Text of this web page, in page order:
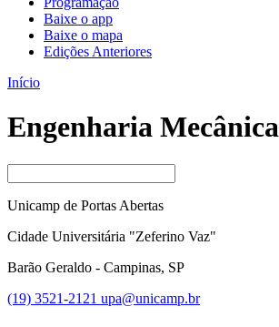
Baixe o app
Baixe o mapa
Edições Anteriores
Início
Engenharia Mecânica
Unicamp de Portas Abertas
Cidade Universitária "Zeferino Vaz"
Barão Geraldo - Campinas, SP
(19) 3521-2121 upa@unicamp.br